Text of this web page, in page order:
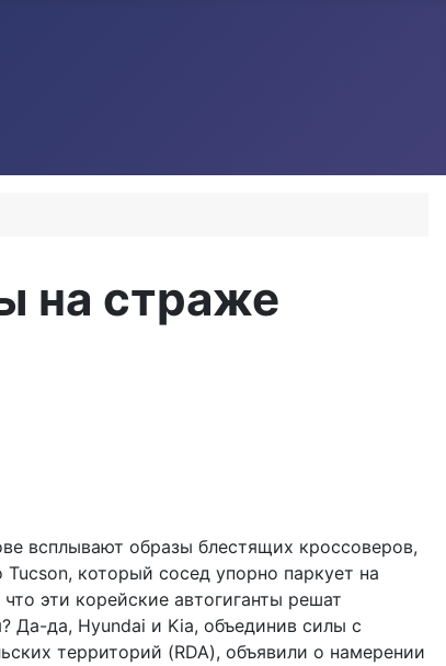
на страже
всплывают образы блестящих кроссоверов,
который сосед упорно паркует на
эти корейские автогиганты решат
Да-да, Hyundai и Kia, объединив силы с
территорий (RDA), объявили о намерении